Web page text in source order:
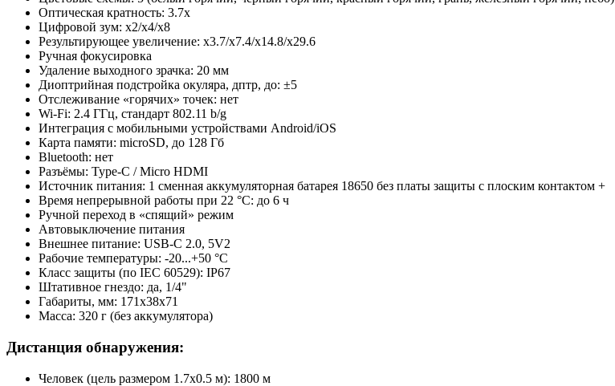
Оптическая кратность: 3.7x
Цифровой зум: x2/x4/x8
Результирующее увеличение: x3.7/x7.4/x14.8/x29.6
Ручная фокусировка
Удаление выходного зрачка: 20 мм
Диоптрийная подстройка окуляра, дптр, до: ±5
Отслеживание «горячих» точек: нет
Wi-Fi: 2.4 ГГц, стандарт 802.11 b/g
Интеграция с мобильными устройствами Android/iOS
Карта памяти: microSD, до 128 Гб
Bluetooth: нет
Разъёмы: Type-C / Micro HDMI
Источник питания: 1 сменная аккумуляторная батарея 18650 без платы защиты с плоским контактом +
Время непрерывной работы при 22 °C: до 6 ч
Ручной переход в «спящий» режим
Автовыключение питания
Внешнее питание: USB-C 2.0, 5V2
Рабочие температуры: -20...+50 °C
Класс защиты (по IEC 60529): IP67
Штативное гнездо: да, 1/4"
Габариты, мм: 171x38x71
Масса: 320 г (без аккумулятора)
Дистанция обнаружения:
Человек (цель размером 1.7х0.5 м): 1800 м